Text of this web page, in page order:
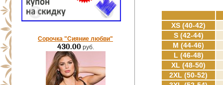
Сорочка "Сияние любви"
430.00руб.
XS (40-42)
S (42-44)
M (44-46)
L (46-48)
XL (48-50)
2XL (50-52)